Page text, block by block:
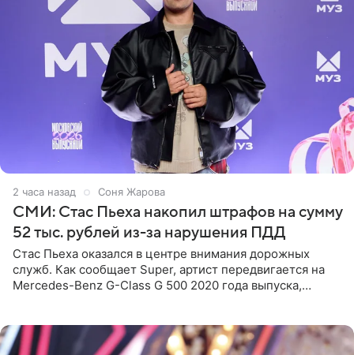
2 часа назад Соня Жарова
СМИ: Стас Пьеха накопил штрафов на сумму
52 тыс. рублей из-за нарушения ПДД
Стас Пьеха оказался в центре внимания дорожных
служб. Как сообщает Super, артист передвигается на
Mercedes-Benz G-Class G 500 2020 года выпуска,